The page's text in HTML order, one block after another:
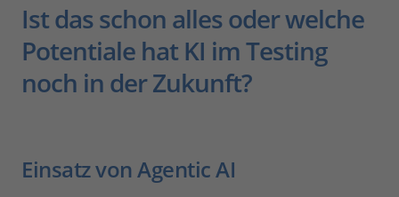
Ist das schon alles oder welche
Potentiale hat KI im Testing
noch in der Zukunft?
Einsatz von Agentic AI